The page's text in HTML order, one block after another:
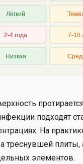
Лёгкий
2-4 года 7-10
Низкая
подходят
На
треснувшей
элементов.